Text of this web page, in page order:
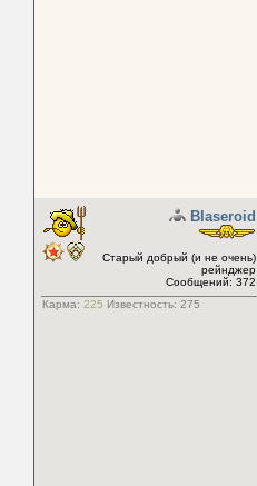
Blaseroid
Старый добрый (и не очень)
рейнджер
Сообщений: 372
Карма: 225 Известность: 275